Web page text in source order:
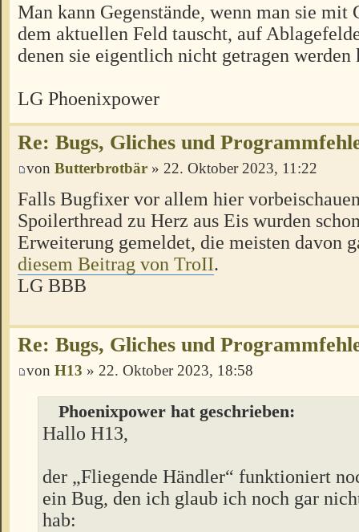
Man kann Gegenstände, wenn man sie mit
dem aktuellen Feld tauscht, auf
denen sie eigentlich nicht getragen werden
LG Phoenixpower
Re: Bugs, Gliches und
von Butterbrotbär » 22. Oktober 2023, 11:22
Falls Bugfixer vor allem hier
Spoilerthread zu Herz aus Eis wurden
Erweiterung gemeldet, die meisten davon
diesem Beitrag von TroII.
LG BBB
Re: Bugs, Gliches und
von H13 » 22. Oktober 2023, 18:58
Phoenixpower hat geschrieben:
Hallo H13,
der „Fliegende Händler“ funktioniert
ein Bug, den ich glaub ich noch gar
hab: